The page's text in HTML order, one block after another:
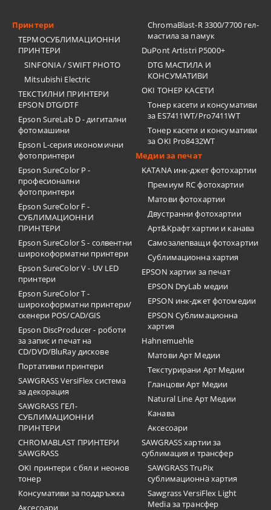
Принтери
ТЕРМОСУБЛИМАЦИОННИ
ПРИНТЕРИ
SINFONIA / SWIFT PHOTO
Mitsubishi Electric
ТЕКСТИЛНИ ПРИНТЕРИ
EPSON DTG/DTF
Epson SureLab D - дигитални
фотомашини
Epson L-серия икономични
фотопринтери
Epson SureColor P -
професионални
фотопринтери
Epson SureColor F -
СУБЛИМАЦИОННИ
ПРИНТЕРИ
Epson SureColor S - солвентни
широкоформатни принтери
Epson SureColor V - UV LED
принтери
Epson SureColor T -
широкоформатни принтери/
скенери POS/CAD/GIS
Epson DiscProducer - роботи
за запис и печат на
CD/DVD/BluRay дискове
Портативни принтери
SAWGRASS VersiFlex система
за декорация
SAWGRASS ГЕЛ-
СУБЛИМАЦИОННИ
ПРИНТЕРИ
CHROMABLAST ПРИНТЕРИ
SAWGRASS
OKI принтери с бял и неонов
тонер
Консумативи за поддръжка
Аксесоари
ChromaBlast-R 3300/7700 гел-
мастила за памук
DuPont Artistri P5000+
DTG МАСТИЛА И
КОНСУМАТИВИ
OKI ТОНЕР КАСЕТИ
Тонер касети и консумативи
за ES7411WT/Pro7411WT
Тонер касети и консумативи
за OKI Pro8432WT
Медии за печат
KATANA инк-джет фотохартии
Премиум RC фотохартии
Матови фотохартии
Двустранни фотохартии
Арт&Крафт хартии и канава
Самозалепващи фотохартии
Сублимационна хартия
EPSON хартии за печат
EPSON DryLab медии
EPSON инк-джет фотомедии
EPSON Сублимационна
хартия
Hahnemuehle
Матови Арт Медии
Текстурирани Арт Медии
Гланцови Арт Медии
Natural Line Арт Медии
Канава
Аксесоари
SAWGRASS хартии за
сублимация и трансфер
SAWGRASS TruPix
сублимационна хартия
Sawgrass VersiFlex Light
Media за трансфер